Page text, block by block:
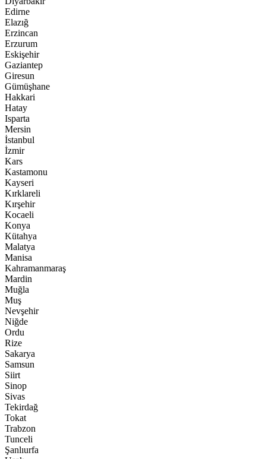
Edirne
Elazığ
Erzincan
Erzurum
Eskişehir
Gaziantep
Giresun
Gümüşhane
Hakkari
Hatay
Isparta
Mersin
İstanbul
İzmir
Kars
Kastamonu
Kayseri
Kırklareli
Kırşehir
Kocaeli
Konya
Kütahya
Malatya
Manisa
Kahramanmaraş
Mardin
Muğla
Muş
Nevşehir
Niğde
Ordu
Rize
Sakarya
Samsun
Siirt
Sinop
Sivas
Tekirdağ
Tokat
Trabzon
Tunceli
Şanlıurfa